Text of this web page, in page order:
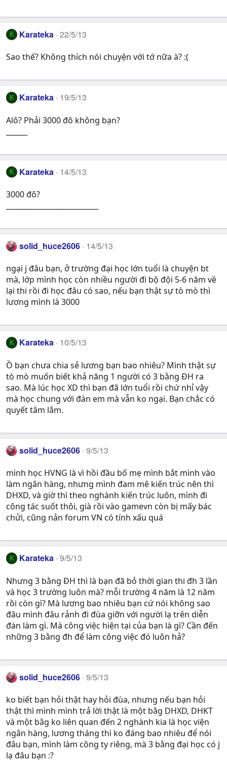
K Karateka 22/5/13
Sao thế? Không thích nói chuyện với tớ nữa à? :(
K Karateka 19/5/13
Alô? Phải 3000 đô không bạn?
K Karateka 14/5/13
3000 đô?
solid_huce2606 14/5/13
ngại j đâu bạn, ở trường đại học lớn tuổi là chuyện bt
mà, lớp mình học còn nhiều người đi bộ đội 5-6 năm về
lại thi rồi đi học đâu có sao, nếu bạn thật sự tò mò thì
lương mình là 3000
K Karateka 10/5/13
Ồ bạn chưa chia sẻ lương bạn bao nhiêu? Mình thật sự
tò mò muốn biết khả năng 1 người có 3 bằng ĐH ra
sao. Mà lúc học XD thì bạn đã lớn tuổi rồi chứ nhỉ vậy
mà học chung với đàn em mà vẫn ko ngại. Bạn chắc có
quyết tâm lắm.
solid_huce2606 9/5/13
mình học HVNG là vì hồi đầu bố mẹ mình bắt mình vào
làm ngân hàng, nhưng mình đam mê kiến trúc nên thì
DHXD, và giờ thì theo nghành kiến trúc luôn, mình đi
công tác suốt thôi, già rồi vào gamevn còn bị mấy bác
chửi, cũng nản forum VN có tính xấu quá
K Karateka 9/5/13
Nhưng 3 bằng ĐH thì là bạn đã bỏ thời gian thi đh 3 lần
và học 3 trường luôn mà? mỗi trường 4 năm là 12 năm
rồi còn gì? Mà lương bao nhiêu bạn cứ nói không sao
đâu mình đâu rảnh đi đùa giỡn với người lạ trên diễn
đàn làm gì. Mà công việc hiện tại của bạn là gì? Cần đến
những 3 bằng đh để làm công việc đó luôn hả?
solid_huce2606 9/5/13
ko biết bạn hỏi thật hay hỏi đùa, nhưng nếu bạn hỏi
thật thì mình mình trả lời thật là một bằg DHXD, DHKT
và một bằg ko liên quan đến 2 nghành kia là học viện
ngân hàng, lương tháng thì ko đáng bao nhiêu để nói
đâu bạn, mình làm công ty riêng, mà 3 bằng đại học có j
lạ đâu bạn :?